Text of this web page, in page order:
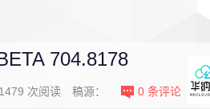
704.8178
1479 次阅读 稿源： 0 条评论